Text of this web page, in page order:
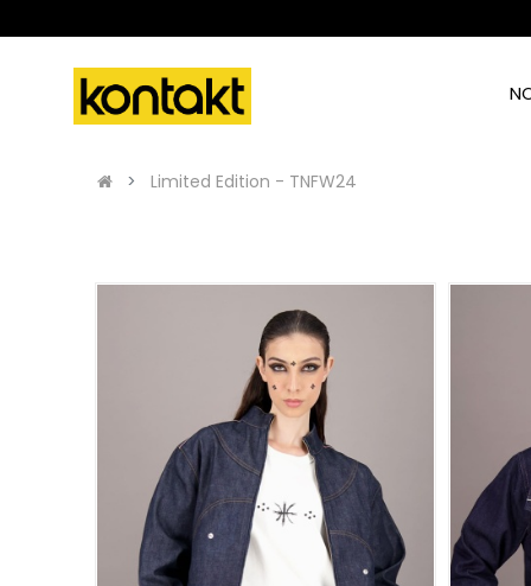
Limited Edition - TNFW24